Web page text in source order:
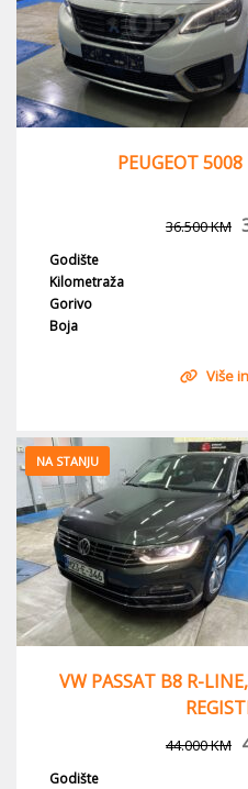
PEUGEOT
36.500KM
Godište
Kilometraža
Gorivo
Boja
Više
NA STANJU
VW PASSAT B8 R-
44.000KM
Godište